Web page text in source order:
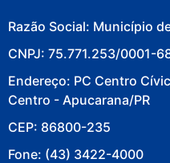
Razão Social: Município
CNPJ: 75.771.253/0001-
Endereço: PC Centro
Centro - Apucarana/PR
CEP: 86800-235
Fone: (43) 3422-4000